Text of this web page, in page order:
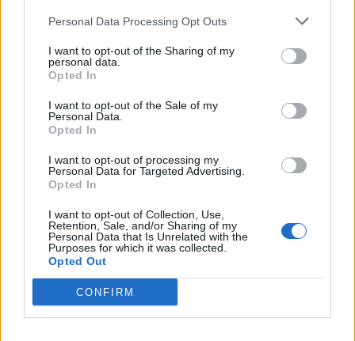
Personal Data Processing Opt Outs
I want to opt-out of the Sharing of my
personal data.
Opted In
I want to opt-out of the Sale of my
Personal Data.
Opted In
I want to opt-out of processing my
Personal Data for Targeted Advertising.
Opted In
I want to opt-out of Collection, Use,
Retention, Sale, and/or Sharing of my
Personal Data that Is Unrelated with the
Purposes for which it was collected.
Opted Out
CONFIRM
αρκεί. Ρέπει προς ένα αυταρχικό καθεστώς
οργανωμένο και σχεδιασμένο από έναν
προβλέψιμο πρωθυπουργό τυλιγμένο με την
επιλέξει αυτή τη στρατηγική προκειμένου
να αντιμετωπίσει προς όφελός του την
κατάσταση εμποδίζοντας την άνοδο στην
κυβέρνηση στους«ελαττωματικούς»,
που είχαν το θράσος να τους βάλουν να
πληρώνουν, για τις κρατικές τηλεοπτικές
συχνότητες.